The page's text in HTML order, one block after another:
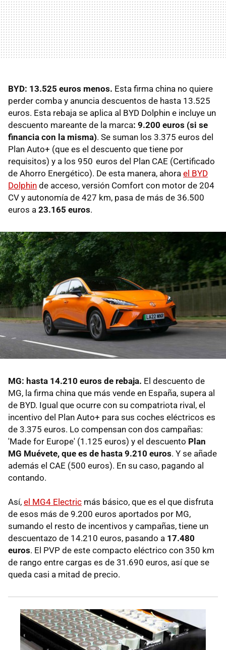
BYD: 13.525 euros menos. Esta firma china no quiere
perder comba y anuncia descuentos de hasta 13.525
euros. Esta rebaja se aplica al BYD Dolphin e incluye un
descuento mareante de la marca: 9.200 euros (si se
financia con la misma). Se suman los 3.375 euros del
Plan Auto+ (que es el descuento que tiene por
requisitos) y a los 950 euros del Plan CAE (Certificado
de Ahorro Energético). De esta manera, ahora el BYD
Dolphin de acceso, versión Comfort con motor de 204
CV y autonomía de 427 km, pasa de más de 36.500
euros a 23.165 euros.
MG: hasta 14.210 euros de rebaja. El descuento de
MG, la firma china que más vende en España, supera al
de BYD. Igual que ocurre con su compatriota rival, el
incentivo del Plan Auto+ para sus coches eléctricos es
de 3.375 euros. Lo compensan con dos campañas:
'Made for Europe' (1.125 euros) y el descuento Plan
MG Muévete, que es de hasta 9.210 euros. Y se añade
además el CAE (500 euros). En su caso, pagando al
contando.
Así, el MG4 Electric más básico, que es el que disfruta
de esos más de 9.200 euros aportados por MG,
sumando el resto de incentivos y campañas, tiene un
descuentazo de 14.210 euros, pasando a 17.480
euros. El PVP de este compacto eléctrico con 350 km
de rango entre cargas es de 31.690 euros, así que se
queda casi a mitad de precio.